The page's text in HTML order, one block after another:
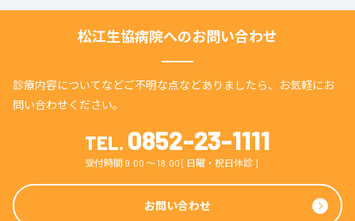
松江生協病院へのお問い合わせ
診療内容についてなどご不明な点などありましたら、
お気軽にお
問い合わせください。
TEL. 0852-23-1111
受付時間 9:00 〜 18:00 [ 日曜・祝日休診 ]
お問い合わせ